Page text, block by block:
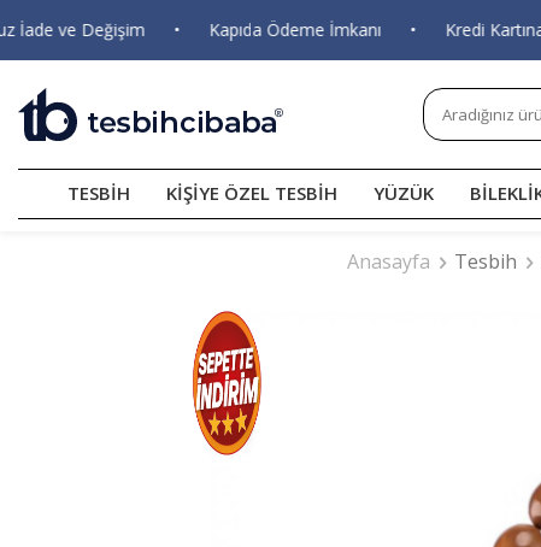
ve Değişim • Kapıda Ödeme İmkanı • Kredi Kartına 6
TESBİH KİŞİYE ÖZEL TESBİH YÜZÜK
Anasayfa Tesbih